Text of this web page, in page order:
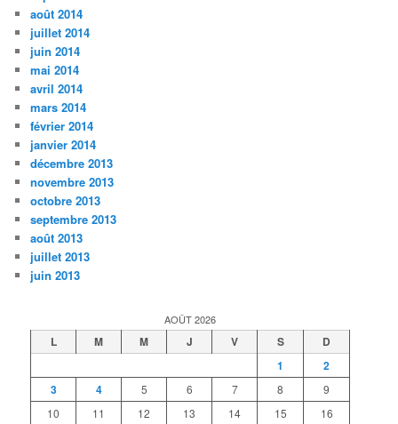
août 2014
juillet 2014
juin 2014
mai 2014
avril 2014
mars 2014
février 2014
janvier 2014
décembre 2013
novembre 2013
octobre 2013
septembre 2013
août 2013
juillet 2013
juin 2013
AOÛT 2026
L M M J V S
D
1
2
3
4 5 6 7 8
9
10
11 12 13 14 15 16